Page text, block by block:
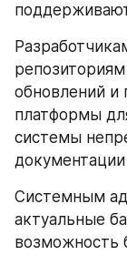
обновлений и
платформы
системы
Системным
актуальные
возможность